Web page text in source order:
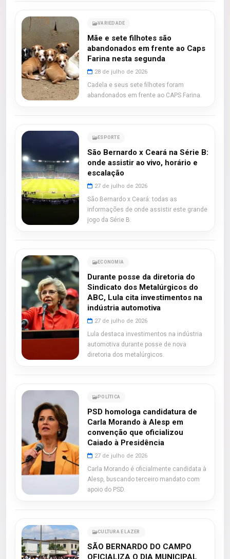
VARIEDADE
Mãe e sete filhotes são
abandonados em frente ao Caps
Farina nesta segunda
28 de julho de 2026
Cadela e seus sete filhotes foram
abandonados em frente ao CAPS Farina.
ESPORTE
São Bernardo x Ceará na Série B:
onde assistir ao vivo, horário e
escalação
27 de julho de 2026
São Bernardo x Ceará: todas as
informações de onde assistir este grande
jogo da Série B.
ECONOMIA
Durante posse da diretoria do
Sindicato dos Metalúrgicos do
ABC, Lula cita investimentos na
indústria automotiva
27 de julho de 2026
Lula destaca investimentos na indústria
automotiva durante posse de nova
diretoria dos metalúrgicos.
POLÍTICA
PSD homologa candidatura de
Carla Morando à Alesp em
convenção que oficializou
Caiado à Presidência
27 de julho de 2026
Carla Morando é oficialmente candidata à
Alesp, buscando terceiro mandato com
apoio do PSD.
CULTURA E LAZER
SÃO BERNARDO DO CAMPO
OFICIALIZA O DIA MUNICIPAL